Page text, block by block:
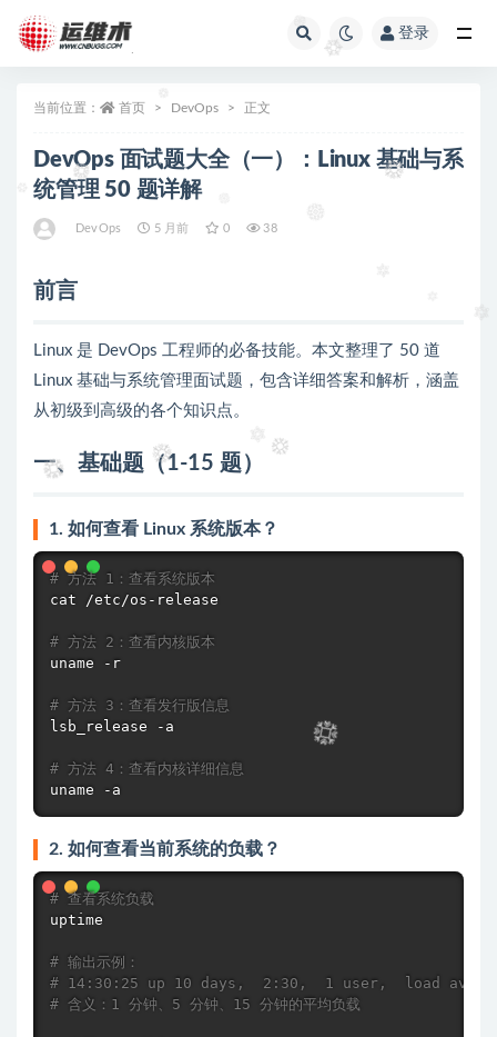
登录
当前位置： 首页 DevOps 正文
DevOps 面试题大全（一）：Linux 基础与系
统管理 50 题详解
DevOps 5 月前 0 38
前言
Linux 是 DevOps 工程师的必备技能。本文整理了 50 道
Linux 基础与系统管理面试题，包含详细答案和解析，涵盖
从初级到高级的各个知识点。
一、基础题（1-15 题）
1. 如何查看 Linux 系统版本？
# 方法 1：查看系统版本
cat /etc/os-release
# 方法 2：查看内核版本
uname -r
# 方法 3：查看发行版信息
lsb_release -a
# 方法 4：查看内核详细信息
uname -a
2. 如何查看当前系统的负载？
# 查看系统负载
uptime
# 输出示例：
# 14:30:25 up 10 days,  2:30,  1 user,  load
# 含义：1 分钟、5 分钟、15 分钟的平均负载